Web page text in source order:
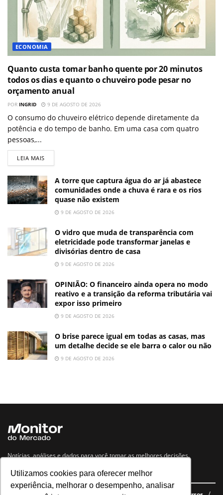
Utilizamos cookies para oferecer melhor
experiência, melhorar o desempenho, analisar
ECONOMIA
Quanto custa tomar banho quente por 20 minutos
todos os dias e quanto o chuveiro pode pesar no
orçamento anual
POR INGRID 9 DE AGOSTO DE 2026
O consumo do chuveiro elétrico depende diretamente da
potência e do tempo de banho. Em uma casa com quatro
pessoas,...
LEIA MAIS
A torre que captura água do ar já abastece
comunidades onde a chuva é rara e os rios
quase não existem
9 DE AGOSTO DE 2026
O vidro que muda de transparência com
eletricidade pode transformar janelas e
divisórias dentro de casa
9 DE AGOSTO DE 2026
OPINIÃO: O financeiro ainda opera no modo
reativo e a transição da reforma tributária vai
expor isso primeiro
9 DE AGOSTO DE 2026
O brise parece igual em todas as casas, mas
um detalhe decide se ele barra o calor ou não
9 DE AGOSTO DE 2026
Notícias, análises e dados para você tomar as melhores decisões.
Navegue no site